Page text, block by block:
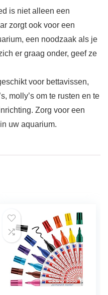
is niet alleen een
zorgt ook voor een
een noodzaak als je
er graag onder, geef ze
voor bettavissen,
molly’s om te rusten en te
Zorg voor een
uw aquarium.